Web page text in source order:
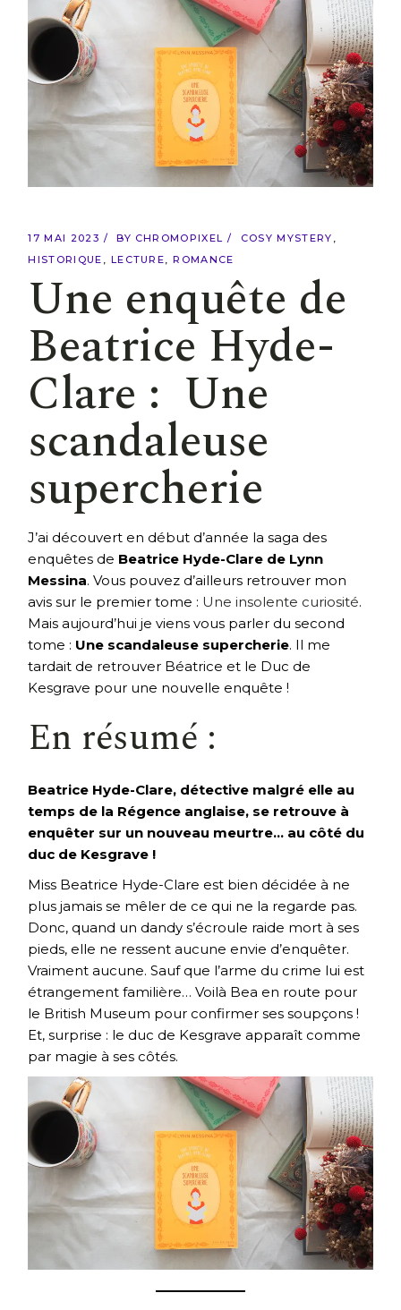
17 MAI 2023 BY CHROMOPIXEL
COSY MYSTERY
HISTORIQUE
LECTURE ROMANCE
Une enquête de
Beatrice Hyde-
Clare : Une
scandaleuse
supercherie
J’ai découvert en début d’année la saga des
enquêtes de Beatrice Hyde-Clare de Lynn
Messina. Vous pouvez d’ailleurs retrouver mon
avis sur le premier tome : Une insolente curiosité.
Mais aujourd’hui je viens vous parler du second
tome : Une scandaleuse supercherie. Il me
tardait de retrouver Béatrice et le Duc de
Kesgrave pour une nouvelle enquête !
En résumé :
Beatrice Hyde-Clare, détective malgré elle au
temps de la Régence anglaise, se retrouve à
enquêter sur un nouveau meurtre… au côté du
duc de Kesgrave !
Miss Beatrice Hyde-Clare est bien décidée à ne
plus jamais se mêler de ce qui ne la regarde pas.
Donc, quand un dandy s’écroule raide mort à ses
pieds, elle ne ressent aucune envie d’enquêter.
Vraiment aucune. Sauf que l’arme du crime lui est
étrangement familière… Voilà Bea en route pour
le British Museum pour confirmer ses soupçons !
Et, surprise : le duc de Kesgrave apparaît comme
par magie à ses côtés.